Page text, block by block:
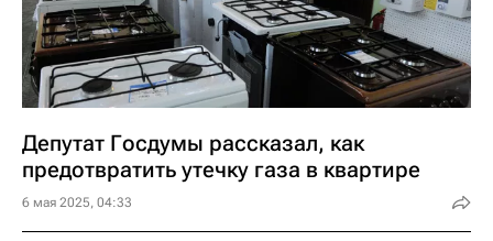
Депутат Госдумы рассказал, как
предотвратить утечку газа в квартире
6 мая 2025, 04:33